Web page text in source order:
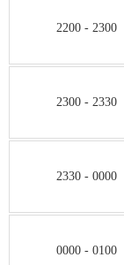
2200 - 2300
2300 - 2330
2330 - 0000
0000 - 0100